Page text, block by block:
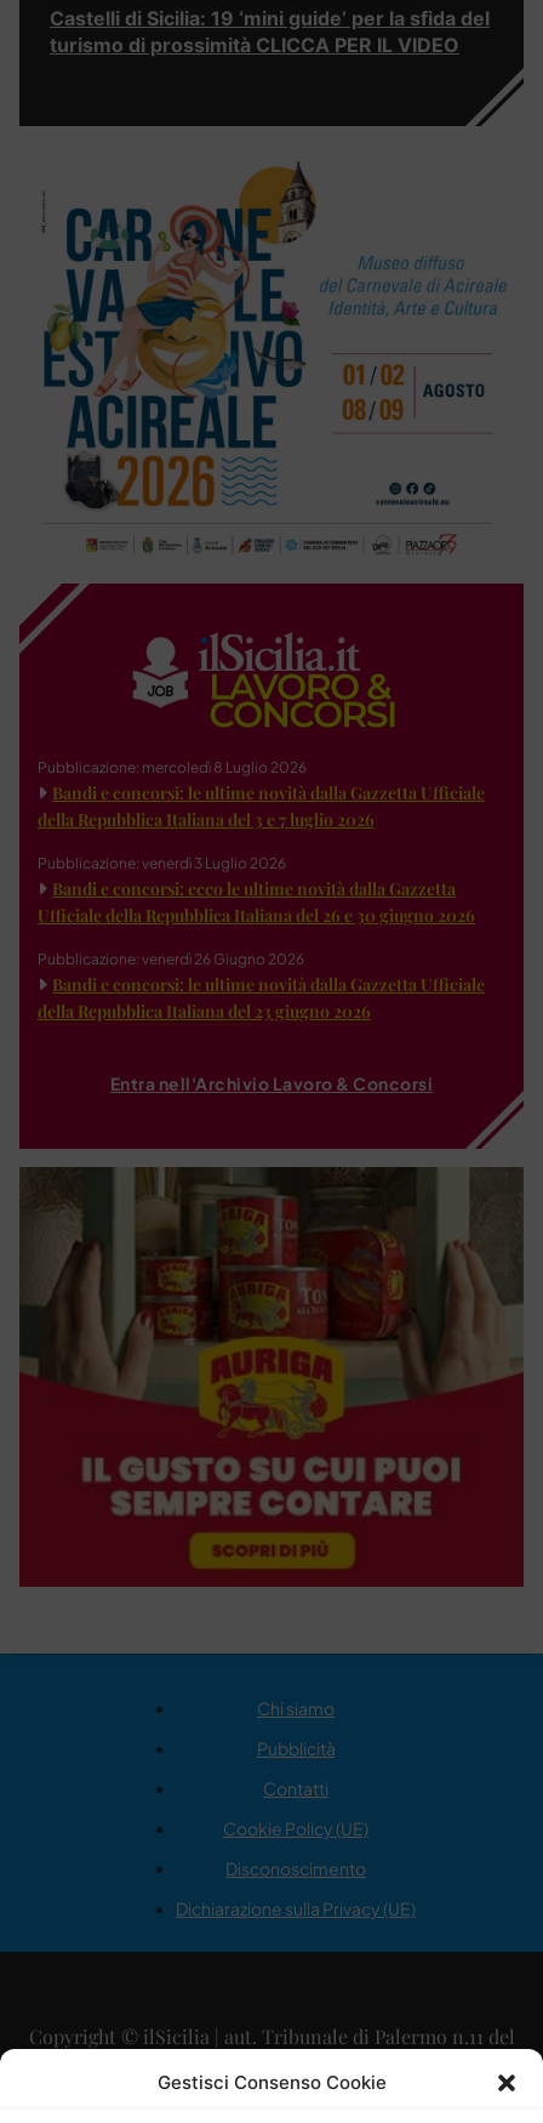
Gestisci Consenso Cookie
Castelli di Sicilia: 19 ‘mini guide’ per la sfida del
turismo di prossimità CLICCA PER IL VIDEO
Pubblicazione: mercoledì 8 Luglio 2026
Bandi e concorsi: le ultime novità dalla Gazzetta Ufficiale
della Repubblica Italiana del 3 e 7 luglio 2026
Pubblicazione: venerdì 3 Luglio 2026
Bandi e concorsi: ecco le ultime novità dalla Gazzetta
Ufficiale della Repubblica Italiana del 26 e 30 giugno 2026
Pubblicazione: venerdì 26 Giugno 2026
Bandi e concorsi: le ultime novità dalla Gazzetta Ufficiale
della Repubblica Italiana del 23 giugno 2026
Entra nell'Archivio Lavoro & Concorsi
Chi siamo
Pubblicità
Contatti
Cookie Policy (UE)
Disconoscimento
Dichiarazione sulla Privacy (UE)
Copyright © ilSicilia | aut. Tribunale di Palermo n.11 del
29/09/2015